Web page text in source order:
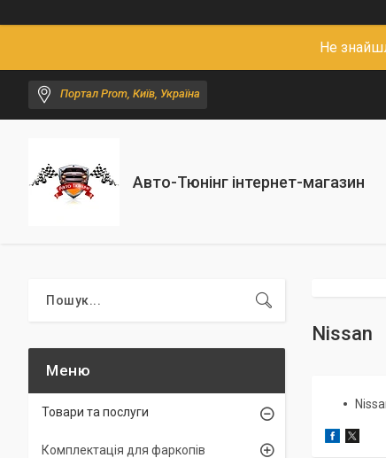
Не
Портал Prom, Київ, Україна
Авто-Тюнінг інтернет-магазин
Nissan
Товари та послуги
Комплектація для фаркопів